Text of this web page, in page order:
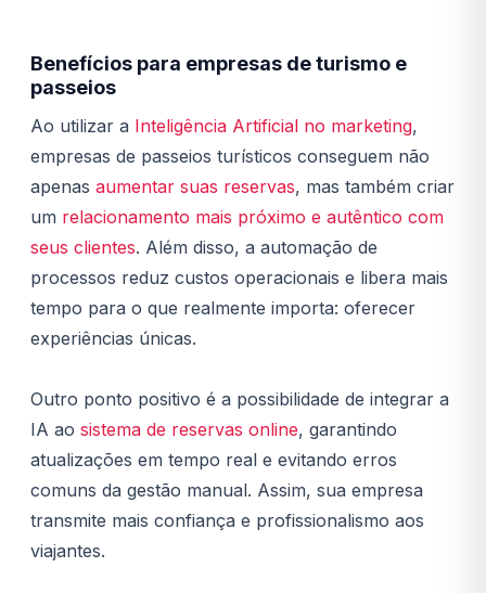
Benefícios para empresas de turismo e
passeios
Ao utilizar a Inteligência Artificial no marketing,
empresas de passeios turísticos conseguem não
apenas aumentar suas reservas, mas também criar
um relacionamento mais próximo e autêntico com
seus clientes. Além disso, a automação de
processos reduz custos operacionais e libera mais
tempo para o que realmente importa: oferecer
experiências únicas.
Outro ponto positivo é a possibilidade de integrar a
IA ao sistema de reservas online, garantindo
atualizações em tempo real e evitando erros
comuns da gestão manual. Assim, sua empresa
transmite mais confiança e profissionalismo aos
viajantes.